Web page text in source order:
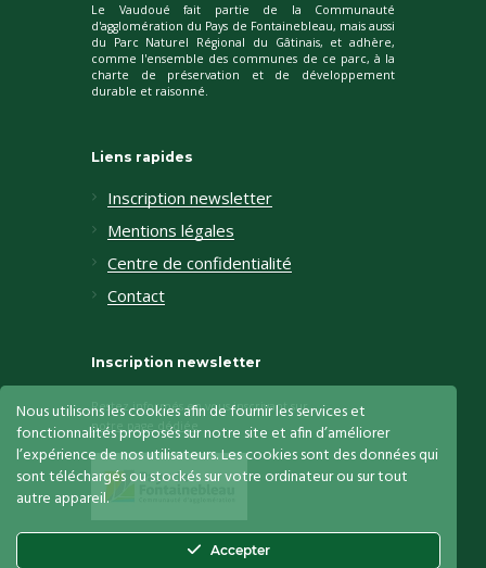
Le Vaudoué fait partie de la Communauté
d'agglomération du Pays de Fontainebleau, mais aussi
du Parc Naturel Régional du Gâtinais, et adhère,
comme l'ensemble des communes de ce parc, à la
charte de préservation et de développement
durable et raisonné.
Liens rapides
Inscription newsletter
Mentions légales
Centre de confidentialité
Contact
Inscription newsletter
Restez informés en vous inscrivant sur
notre page dédiée
Nous utilisons les cookies afin de fournir les services et
fonctionnalités proposés sur notre site et afin d’améliorer
l’expérience de nos utilisateurs. Les cookies sont des données qui
sont téléchargés ou stockés sur votre ordinateur ou sur tout
autre appareil.
Accepter